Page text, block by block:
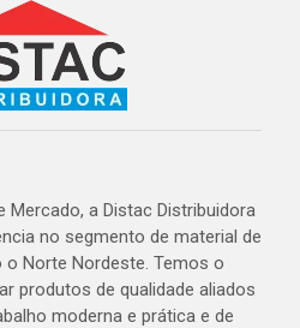
Mercado, a Distac Distribuidora
no segmento de material de
Norte Nordeste. Temos o
produtos de qualidade aliados
moderna e prática e de